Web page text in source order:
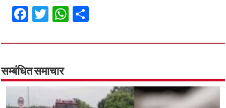
Fa
ce
b
o
o
k
T
wi
tt
er
W
h
at
p
p
ar
सम्बंधित समाचार